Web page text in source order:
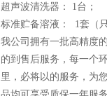
超声波清洗器： 1台；
标准贮备溶液： 1套（
我公司拥有一批高精度
的到售后服务，每一个
里，必将以的服务，为